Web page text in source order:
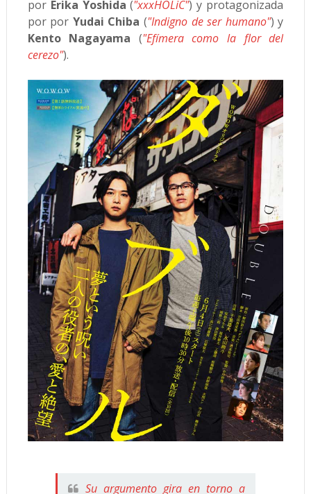
por Erika Yoshida ("xxxHOLiC") y protagonizada
por por Yudai Chiba ("Indigno de ser humano") y
Kento Nagayama ("Efímera como la flor del
cerezo").
Su argumento gira en torno a